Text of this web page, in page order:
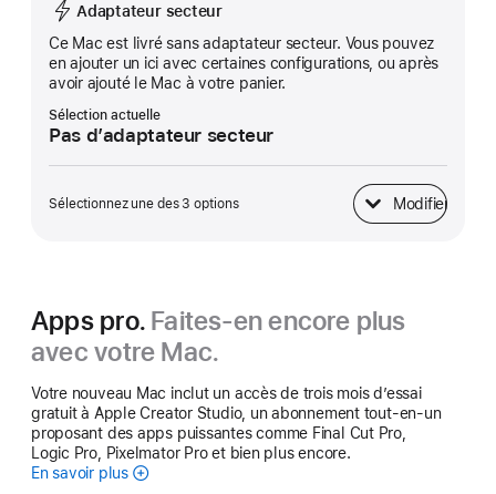
Adaptateur secteur
Ce Mac est livré sans adaptateur secteur. Vous pouvez
en ajouter un ici avec certaines configurations, ou après
avoir ajouté le Mac à votre panier.
Sélection actuelle
Pas d’adaptateur secteur
Sélectionnez une des 3 options Modifier
Adaptateur secteur
Apps pro. Faites-en encore plus
avec votre Mac.
Votre nouveau Mac inclut un accès de trois mois d’essai
gratuit à Apple Creator Studio, un abonnement tout-en-un
proposant des apps puissantes comme Final Cut Pro,
Logic Pro, Pixelmator Pro et bien plus encore.
En savoir plusApple Creator Studio